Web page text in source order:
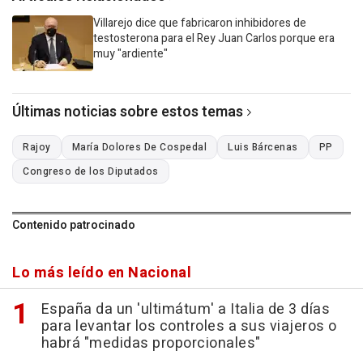
Villarejo dice que fabricaron inhibidores de
testosterona para el Rey Juan Carlos porque era
muy "ardiente"
Últimas noticias sobre estos temas
Rajoy María Dolores De Cospedal Luis Bárcenas
PP
Congreso de los Diputados
Contenido patrocinado
Lo más leído en Nacional
España da un 'ultimátum' a Italia de 3 días
para levantar los controles a sus viajeros o
habrá "medidas proporcionales"